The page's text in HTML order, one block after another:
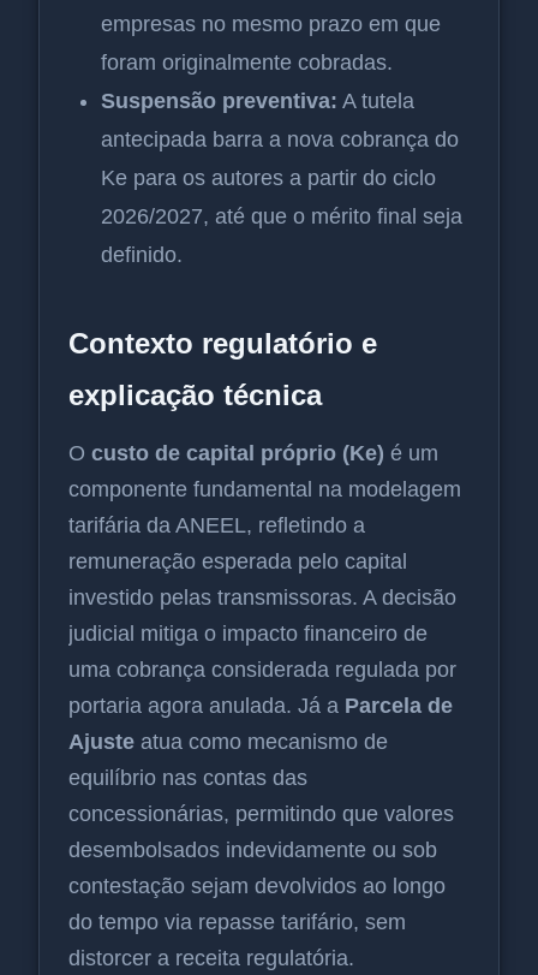
empresas no mesmo prazo em que
foram originalmente cobradas.
Suspensão preventiva: A tutela
antecipada barra a nova cobrança do
Ke para os autores a partir do ciclo
2026/2027, até que o mérito final seja
definido.
Contexto regulatório e
explicação técnica
O custo de capital próprio (Ke) é um
componente fundamental na modelagem
tarifária da ANEEL, refletindo a
remuneração esperada pelo capital
investido pelas transmissoras. A decisão
judicial mitiga o impacto financeiro de
uma cobrança considerada regulada por
portaria agora anulada. Já a Parcela de
Ajuste atua como mecanismo de
equilíbrio nas contas das
concessionárias, permitindo que valores
desembolsados indevidamente ou sob
contestação sejam devolvidos ao longo
do tempo via repasse tarifário, sem
distorcer a receita regulatória.